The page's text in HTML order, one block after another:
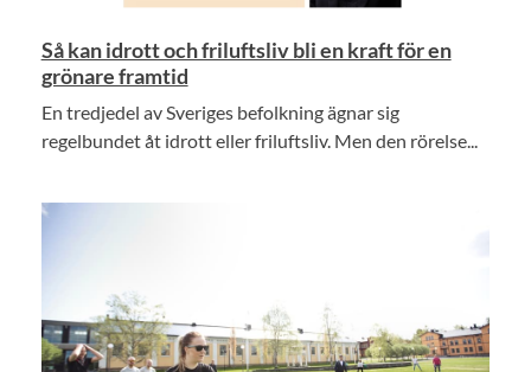
Så kan idrott och friluftsliv bli en kraft för en
grönare framtid
En tredjedel av Sveriges befolkning ägnar sig
regelbundet åt idrott eller friluftsliv. Men den rörelse...